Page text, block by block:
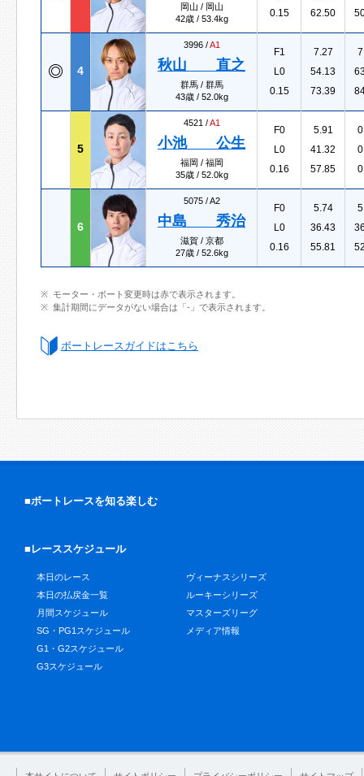
岡山 / 岡山
42歳 / 53.4kg
0.15
62.50
4
3996 /A1
秋山 直之
群馬 / 群馬
43歳 / 52.0kg
F1
L0
0.15
7.27
54.13
73.39
5
4521 /A1
小池 公生
福岡 / 福岡
35歳 / 52.0kg
F0
L0
0.16
5.91
41.32
57.85
6
5075 /A2
中島 秀治
滋賀 / 京都
27歳 / 52.6kg
F0
L0
0.16
5.74
36.43
55.81
モーター・ボート変更時は赤で表示されます。
集計期間にデータがない場合は「-」で表示されます。
ボートレースガイドはこちら
■ボートレースを知る楽しむ
■レーススケジュール
本日のレース
本日の払戻金一覧
月間スケジュール
SG・PG1スケジュール
G1・G2スケジュール
G3スケジュール
ヴィーナスシリーズ
ルーキーシリーズ
マスターズリーグ
メディア情報